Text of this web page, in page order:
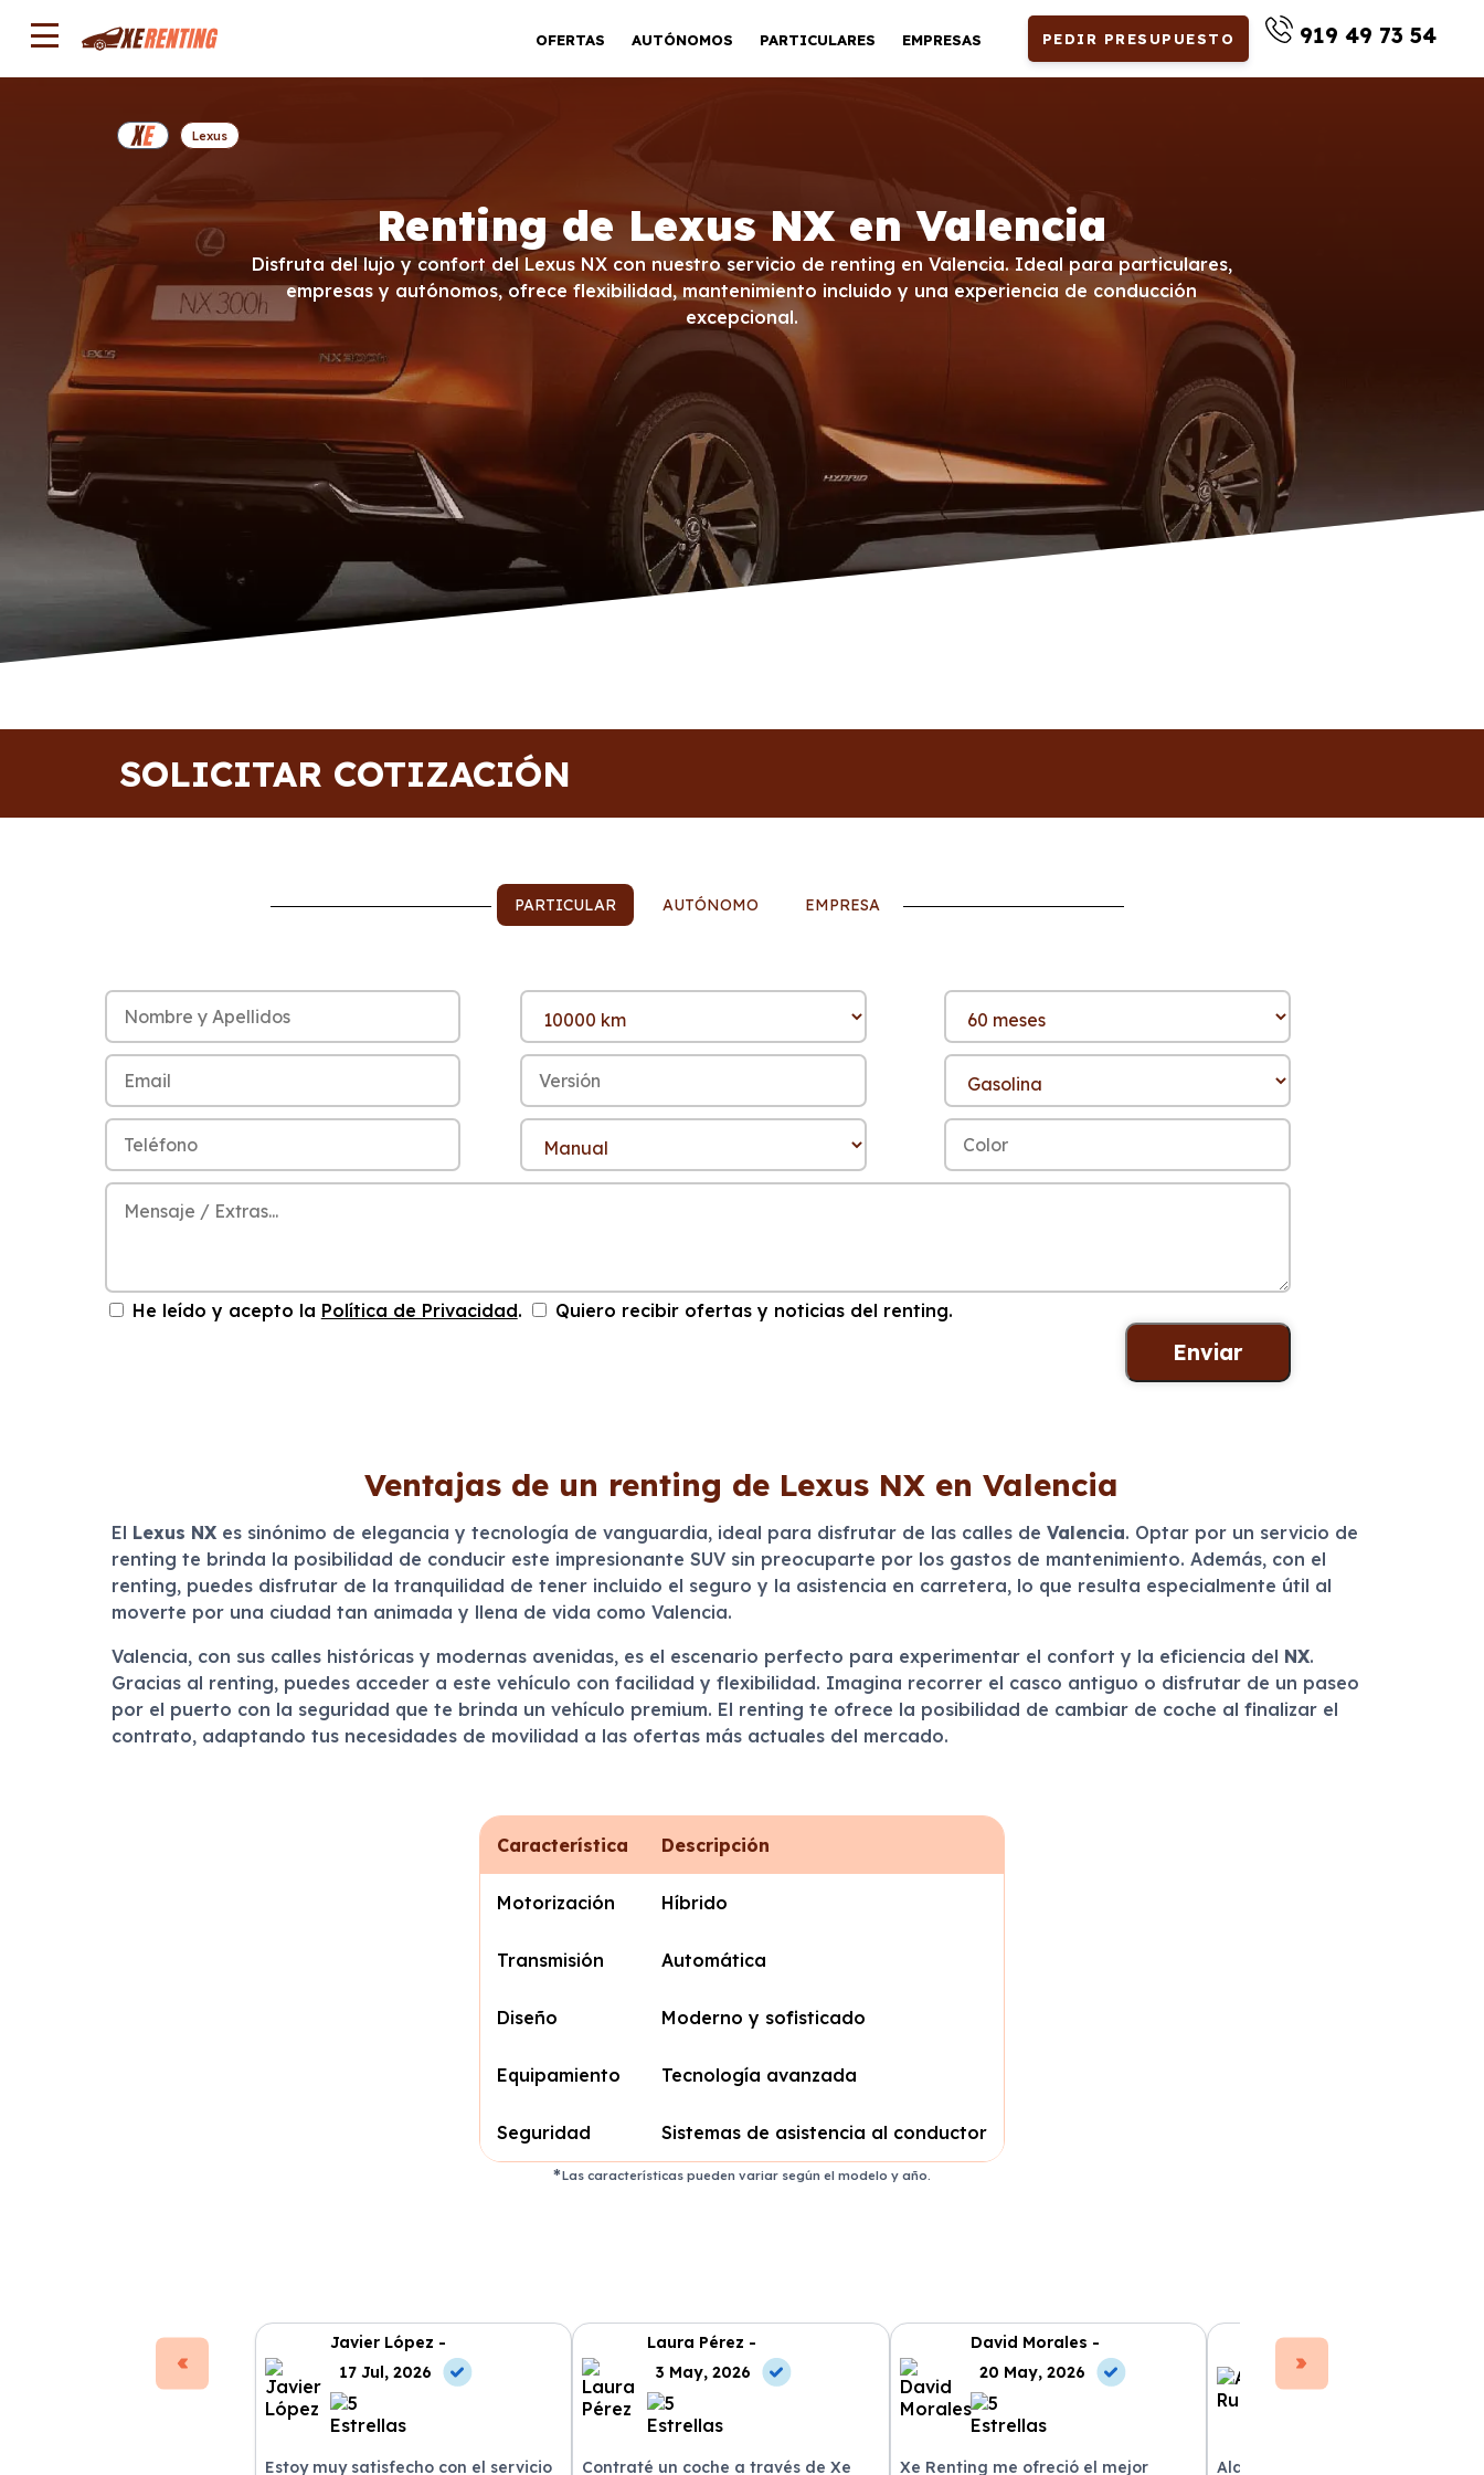
OFERTAS AUTÓNOMOS PARTICULARES EMPRESAS PEDIR PRESUPUESTO 919 49 73 54
Renting de Lexus NX en Valencia
Disfruta del lujo y confort del Lexus NX con nuestro servicio de renting en Valencia. Ideal para particulares,
empresas y autónomos, ofrece flexibilidad, mantenimiento incluido y una experiencia de conducción
excepcional.
Lexus
SOLICITAR COTIZACIÓN
PARTICULAR AUTÓNOMO EMPRESA
He leído y acepto la Política de Privacidad. Quiero recibir ofertas y noticias del renting.
Ventajas de un renting de Lexus NX en Valencia
El Lexus NXes sinónimo de elegancia y tecnología de vanguardia, ideal para disfrutar de las calles de Valencia. Optar por un servicio de
renting te brinda la posibilidad de conducir este impresionante SUV sin preocuparte por los gastos de mantenimiento. Además, con el
renting, puedes disfrutar de la tranquilidad de tener incluido el seguro y la asistencia en carretera, lo que resulta especialmente útil al
moverte por una ciudad tan animada y llena de vida como Valencia.
Valencia, con sus calles históricas y modernas avenidas, es el escenario perfecto para experimentar el confort y la eficiencia del NX.
Gracias al renting, puedes acceder a este vehículo con facilidad y flexibilidad. Imagina recorrer el casco antiguo o disfrutar de un paseo
por el puerto con la seguridad que te brinda un vehículo premium. El renting te ofrece la posibilidad de cambiar de coche al finalizar el
contrato, adaptando tus necesidades de movilidad a las ofertas más actuales del mercado.
Característica Descripción
Motorización Híbrido
Transmisión Automática
Diseño Moderno y sofisticado
Equipamiento Tecnología avanzada
Seguridad Sistemas de asistencia al conductor
Las características pueden variar según el modelo y año.
Javier López -
17 Jul, 2026
Estoy muy satisfecho con el servicio
Laura Pérez -
3 May, 2026
Contraté un coche a través de Xe
David Morales -
20 May, 2026
Xe Renting me ofreció el mejor
Ana Ruiz -
10 Jul, 2026
Alquilar un coche con Xe